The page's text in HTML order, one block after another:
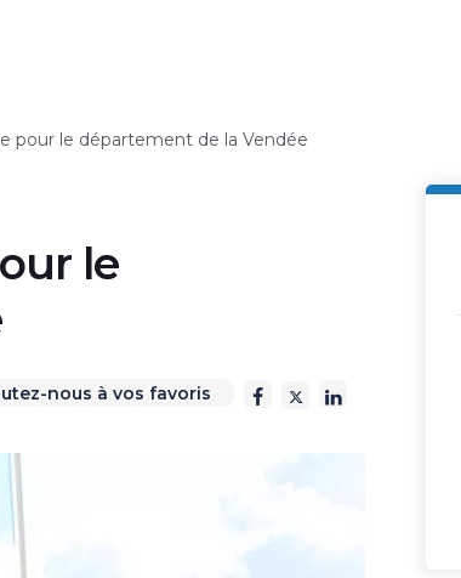
pour le département de la Vendée
le
nous à vos favoris